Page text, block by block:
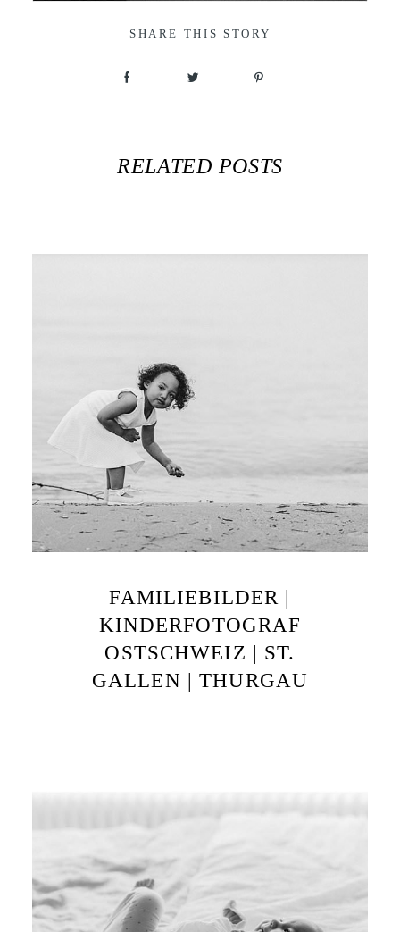
SHARE THIS STORY
RELATED POSTS
FAMILIEBILDER |
KINDERFOTOGRAF
OSTSCHWEIZ | ST.
GALLEN | THURGAU